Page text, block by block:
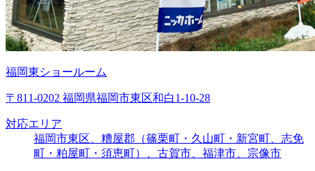
福岡東ショールーム
〒811-0202 福岡県福岡市東区和白1-10-28
対応エリア
福岡市東区、糟屋郡（篠栗町・久山町・新宮町、志免
町・粕屋町・須恵町）、古賀市、福津市、宗像市